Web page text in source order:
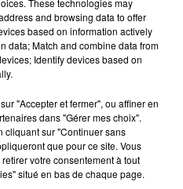
ROUGE SUR LES
LE GRAND OUEST SE
À UN...
FEUX DE FORÊT : LES
DU TABAC BIENTÔT
and browsing data to offer
based on information actively
data; Match and combine data from
Identify devices based on
"Accepter et fermer", ou affiner en
dans "Gérer mes choix".
cliquant sur "Continuer sans
que pour ce site. Vous
votre consentement à tout
situé en bas de chaque page.